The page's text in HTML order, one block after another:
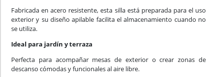
Fabricada en acero resistente, esta silla está preparada para el uso
exterior y su diseño apilable facilita el almacenamiento cuando no
se utiliza.
Ideal para jardín y terraza
Perfecta para acompañar mesas de exterior o crear zonas de
descanso cómodas y funcionales al aire libre.